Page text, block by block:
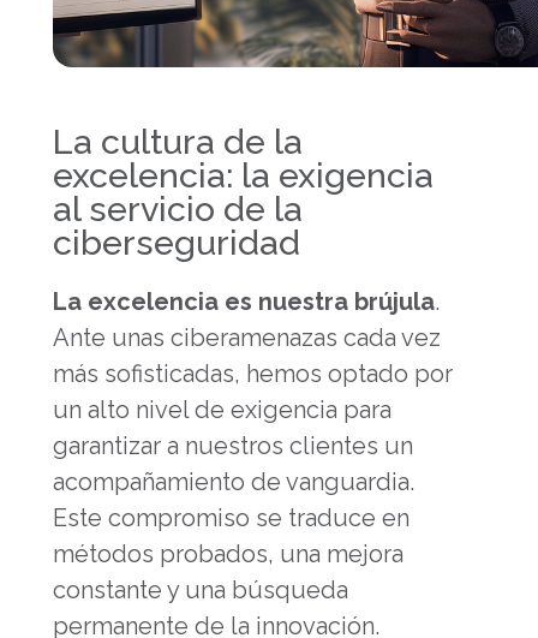
La cultura de la
excelencia: la exigencia
al servicio de la
ciberseguridad
La excelencia es nuestra brújula.
Ante unas ciberamenazas cada vez
más sofisticadas, hemos optado por
un alto nivel de exigencia para
garantizar a nuestros clientes un
acompañamiento de vanguardia.
Este compromiso se traduce en
métodos probados, una mejora
constante y una búsqueda
permanente de la innovación.